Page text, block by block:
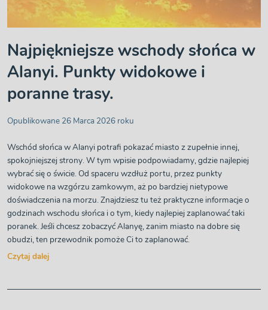
Najpiękniejsze wschody słońca w
Alanyi. Punkty widokowe i
poranne trasy.
Opublikowane 26 Marca 2026 roku
Wschód słońca w Alanyi potrafi pokazać miasto z zupełnie innej,
spokojniejszej strony. W tym wpisie podpowiadamy, gdzie najlepiej
wybrać się o świcie. Od spaceru wzdłuż portu, przez punkty
widokowe na wzgórzu zamkowym, aż po bardziej nietypowe
doświadczenia na morzu. Znajdziesz tu też praktyczne informacje o
godzinach wschodu słońca i o tym, kiedy najlepiej zaplanować taki
poranek. Jeśli chcesz zobaczyć Alanyę, zanim miasto na dobre się
obudzi, ten przewodnik pomoże Ci to zaplanować.
Czytaj dalej